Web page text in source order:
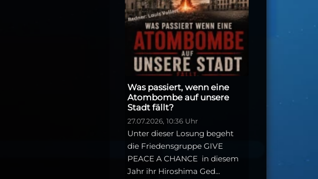
Was passiert, wenn eine
Atombombe auf unsere
Stadt fällt?
27.07.2026, 10:36 Uhr
Unter dieser Losung begeht
die Friedensgruppe GIVE
PEACE A CHANCE in diesem
Jahr ihr Hiroshima Ged...